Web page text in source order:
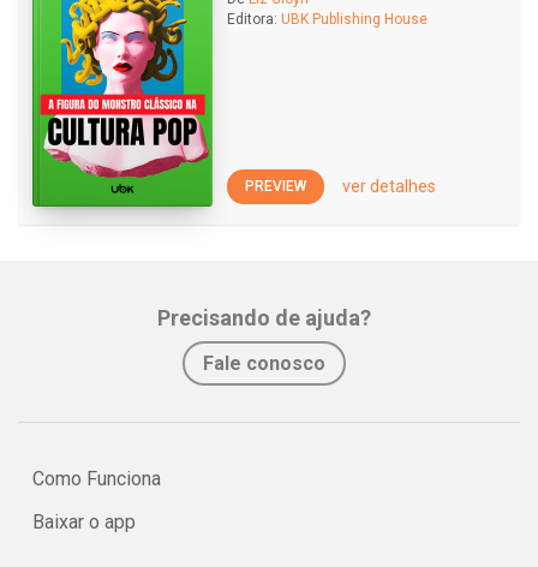
Editora: UBK Publishing House
PREVIEW ver detalhes
Precisando de ajuda?
Fale conosco
Como Funciona
Baixar o app